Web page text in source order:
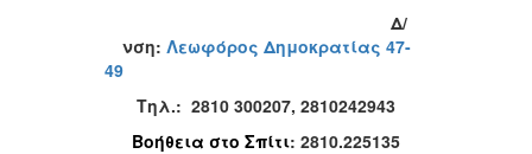
Δ/
νση: Λεωφόρος Δημοκρατίας 47-
49
Tηλ.: 2810 300207, 2810242943
Βοήθεια στο Σπίτι: 2810.225135